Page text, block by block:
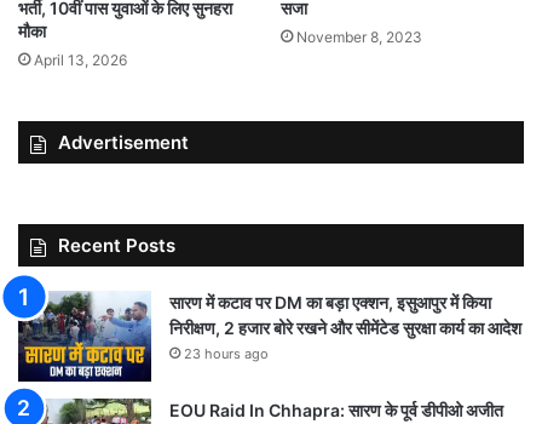
भर्ती, 10वीं पास युवाओं के लिए सुनहरा
मौका
April 13, 2026
सजा
November 8, 2023
Advertisement
Recent Posts
सारण में कटाव पर DM का बड़ा एक्शन, इसुआपुर में किया
निरीक्षण, 2 हजार बोरे रखने और सीमेंटेड सुरक्षा कार्य का आदेश
23 hours ago
EOU Raid In Chhapra: सारण के पूर्व डीपीओ अजीत